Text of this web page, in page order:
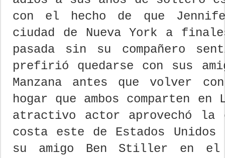
con el hecho de que
ciudad de Nueva York a
pasada sin su compañero
prefirió quedarse con sus
Manzana antes que volver
hogar que ambos comparten
atractivo actor aprovechó la
costa este de Estados
su amigo Ben Stiller en